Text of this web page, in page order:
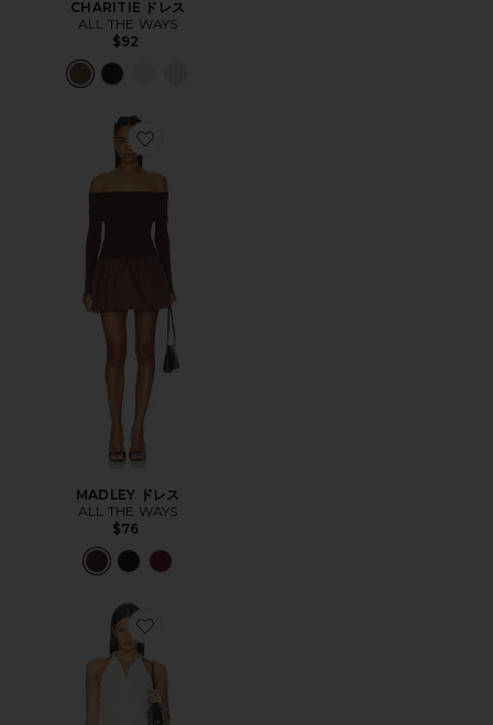
CHARITIE ドレス
ALL THE WAYS
$92
Favorite MADLEY ドレス
MADLEY ドレス
ALL THE WAYS
$76
Favorite EVIE ドレス